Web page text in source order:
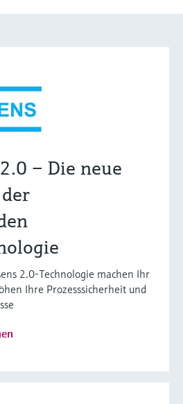
– Die neue
2.0-Technologie machen Ihr
Ihre Prozesssicherheit und